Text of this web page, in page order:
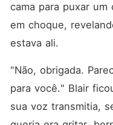
cama para puxar
em choque,
estava ali.
"Não, obrigada.
para você." Blair
sua voz transmitia,